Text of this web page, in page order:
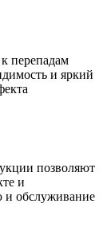
перепадам
и яркий
позволяют
и
и обслуживание